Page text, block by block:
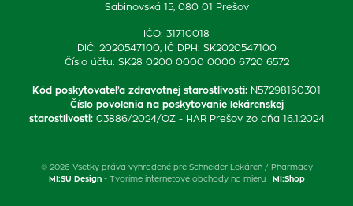
Sabinovská 15, 080 01 Prešov
IČO: 31710018
DIČ: 2020547100, IČ DPH: SK2020547100
Číslo účtu: SK28 0200 0000 0000 6720 6572
Kód poskytovateľa zdravotnej starostlivosti: N57298160301
Číslo povolenia na poskytovanie lekárenskej
starostlivosti: 03886/2024/OZ - HAR Prešov zo dňa 16.1.2024
© 2026 Všetky práva vyhradené pre Schneider Lekáreň / Pharmacy
MI:SU Design- Tvoríme internetové obchody na mieru | MI:Shop